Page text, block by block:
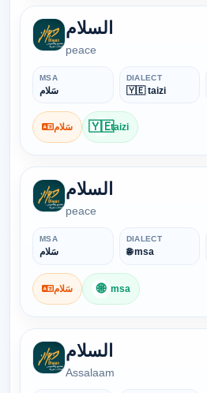
السلام
peace
MSA
سَلام
DIALECT
🇾🇪 taizi
سَلام 🇾🇪taizi
السلام
peace
MSA
سَلام
DIALECT
🌐 msa
سَلام 🌐 msa
السلام
Assalaam